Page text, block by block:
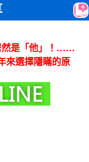
然是「他」！……
來選擇隱瞞的原